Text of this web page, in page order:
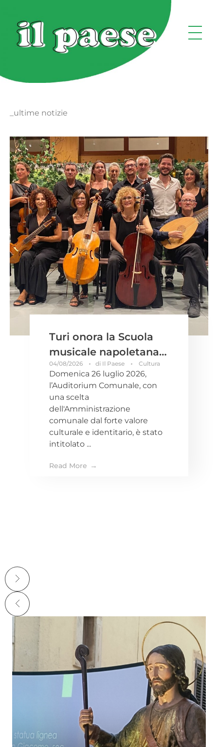
_ultime notizie
Turi onora la Scuola
musicale napoletana e
il suo fondatore. Due
serate culturali
all’Auditorium nel
segno di Giovanni
Maria Sabino, maestro
e compositore turese
04/08/2026 di Il Paese Cultura
Domenica 26 luglio 2026,
l’Auditorium Comunale, con
una scelta
dell'Amministrazione
comunale dal forte valore
culturale e identitario, è stato
intitolato ...
Read More